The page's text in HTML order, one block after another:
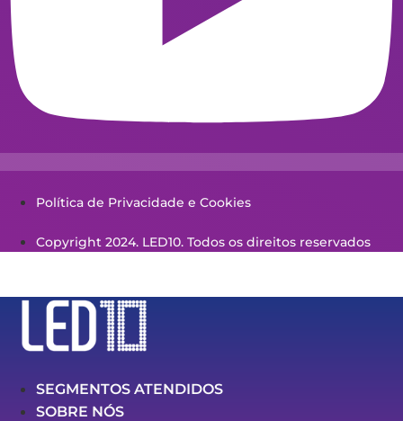
Política de Privacidade e Cookies
Copyright 2024. LED10. Todos os direitos reservados
SEGMENTOS ATENDIDOS
SOBRE NÓS